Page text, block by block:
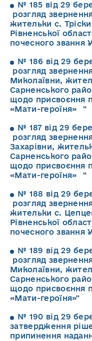
№ 185 від 29
розгляд
жительки с.
Рівненської
почесного звання
№ 186 від 29
розгляд
Миколаївни,
Сарненського
щодо присвоєння
«Мати-героїня» "
№ 187 від 29
розгляд
Захарівни,
Сарненського
щодо присвоєння
«Мати-героїня» "
№ 188 від 29
розгляд
жительки с.
Рівненської
почесного звання
№ 189 від 29
розгляд
Миколаївни,
Сарненського
щодо присвоєння
«Мати-героїня»"
№ 190 від 29
затвердження
припинення